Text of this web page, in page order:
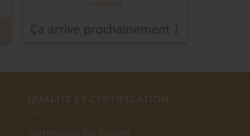
1 PRODUIT
QUALITÉ ET CERTIFICATION
Certification Bio Ecocert